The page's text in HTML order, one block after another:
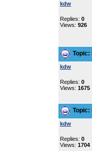
kdw
Replies: 0
Views: 926
Topic:
kdw
Replies: 0
Views: 1675
Topic:
kdw
Replies: 0
Views: 1704